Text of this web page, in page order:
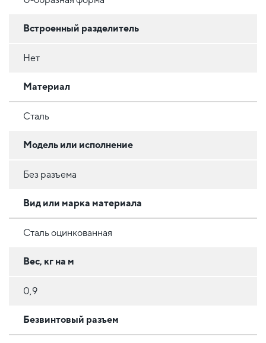
Встроенный разделитель
Нет
Материал
Сталь
Модель или исполнение
Без разъема
Вид или марка материала
Сталь оцинкованная
Вес, кг на м
0,9
Безвинтовый разъем